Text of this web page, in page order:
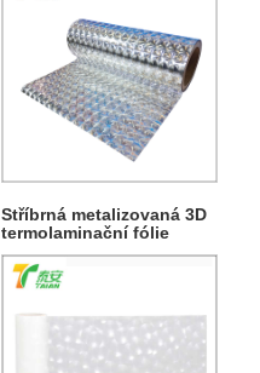
Stříbrná metalizovaná 3D
termolaminační fólie